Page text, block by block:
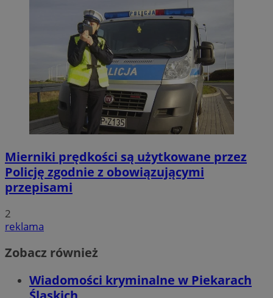
Mierniki prędkości są użytkowane przez
Policję zgodnie z obowiązującymi
przepisami
2
reklama
Zobacz również
Wiadomości kryminalne w Piekarach